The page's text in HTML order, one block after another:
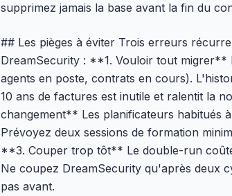
supprimez jamais la base avant la fin du
## Les pièges à éviter Trois erreurs
DreamSecurity : **1. Vouloir tout migrer**
agents en poste, contrats en cours).
10 ans de factures est inutile et ralentit la
changement** Les planificateurs habitués
Prévoyez deux sessions de formation
**3. Couper trop tôt** Le double-run
Ne coupez DreamSecurity qu'après deux
pas avant.